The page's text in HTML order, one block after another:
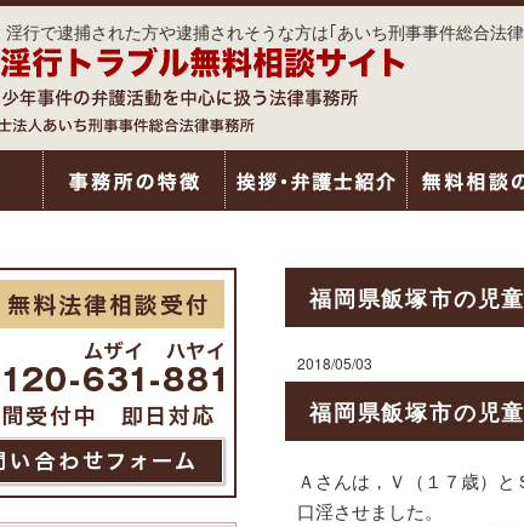
淫行で逮捕された方や逮捕されそうな方は｢あいち刑事事件総合法
福岡県飯塚市の児
2018/05/03
福岡県飯塚市の児
Ａさんは，Ｖ（１７歳）
口淫させました。